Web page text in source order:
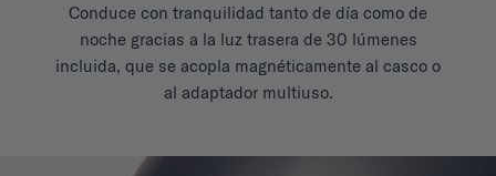
Conduce con tranquilidad tanto de día como de
noche gracias a la luz trasera de 30 lúmenes
incluida, que se acopla magnéticamente al casco o
al adaptador multiuso.